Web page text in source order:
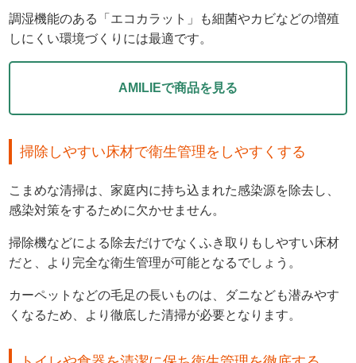
調湿機能のある「エコカラット」も細菌やカビなどの増殖
しにくい環境づくりには最適です。
AMILIEで商品を見る
掃除しやすい床材で衛生管理をしやすくする
こまめな清掃は、家庭内に持ち込まれた感染源を除去し、
感染対策をするために欠かせません。
掃除機などによる除去だけでなくふき取りもしやすい床材
だと、より完全な衛生管理が可能となるでしょう。
カーペットなどの毛足の長いものは、ダニなども潜みやす
くなるため、より徹底した清掃が必要となります。